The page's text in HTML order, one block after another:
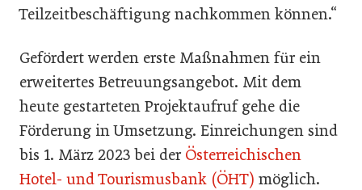
Teilzeitbeschäftigung nachkommen können.“
Gefördert werden erste Maßnahmen für ein
erweitertes Betreuungsangebot. Mit dem
heute gestarteten Projektaufruf gehe die
Förderung in Umsetzung. Einreichungen sind
bis 1. März 2023 bei der Österreichischen
Hotel- und Tourismusbank (ÖHT) möglich.